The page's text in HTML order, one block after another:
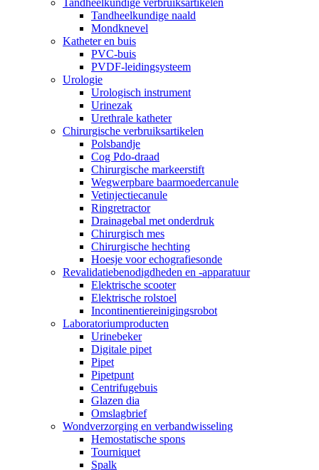
Tandheelkundige verbruiksartikelen
Tandheelkundige naald
Mondknevel
Katheter en buis
PVC-buis
PVDF-leidingsysteem
Urologie
Urologisch instrument
Urinezak
Urethrale katheter
Chirurgische verbruiksartikelen
Polsbandje
Cog Pdo-draad
Chirurgische markeerstift
Wegwerpbare baarmoedercanule
Vetinjectiecanule
Ringretractor
Drainagebal met onderdruk
Chirurgisch mes
Chirurgische hechting
Hoesje voor echografiesonde
Revalidatiebenodigdheden en -apparatuur
Elektrische scooter
Elektrische rolstoel
Incontinentiereinigingsrobot
Laboratoriumproducten
Urinebeker
Digitale pipet
Pipet
Pipetpunt
Centrifugebuis
Glazen dia
Omslagbrief
Wondverzorging en verbandwisseling
Hemostatische spons
Tourniquet
Spalk